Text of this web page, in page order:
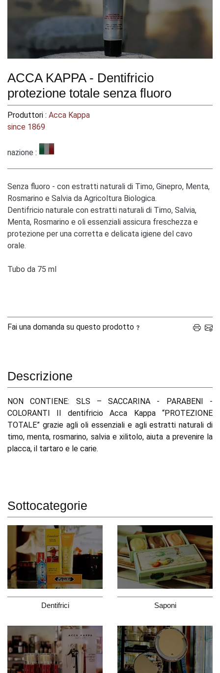
ACCA KAPPA - Dentifricio
protezione totale senza fluoro
Produttori : Acca Kappa
since 1869
nazione :
Senza fluoro - con estratti naturali di Timo, Ginepro, Menta,
Rosmarino e Salvia da Agricoltura Biologica.
Dentifricio naturale con estratti naturali di Timo, Salvia,
Menta, Rosmarino e oli essenziali assicura freschezza e
protezione per una corretta e delicata igiene del cavo
orale.
Tubo da 75 ml
Fai una domanda su questo prodotto
Descrizione
NON CONTIENE: SLS – SACCARINA - PARABENI -
COLORANTI Il dentifricio Acca Kappa “PROTEZIONE
TOTALE” grazie agli oli essenziali e agli estratti naturali di
timo, menta, rosmarino, salvia e xilitolo, aiuta a prevenire la
placca, il tartaro e le carie.
Sottocategorie
Dentifrici Saponi